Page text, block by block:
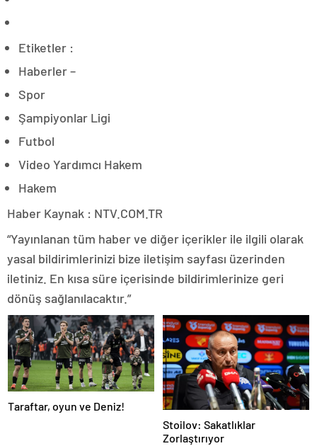
Etiketler :
Haberler –
Spor
Şampiyonlar Ligi
Futbol
Video Yardımcı Hakem
Hakem
Haber Kaynak : NTV.COM.TR
“Yayınlanan tüm haber ve diğer içerikler ile ilgili olarak
yasal bildirimlerinizi bize iletişim sayfası üzerinden
iletiniz. En kısa süre içerisinde bildirimlerinize geri
dönüş sağlanılacaktır.”
Taraftar, oyun ve Deniz!
Stoilov: Sakatlıklar
Zorlaştırıyor